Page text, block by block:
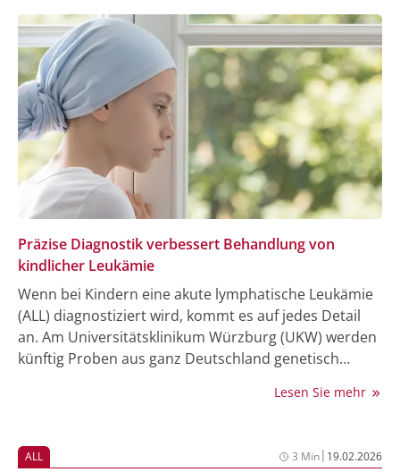
Forschungsarbeit, die auf der Jahrestagung der
European Hematology Association (EHA) in Stockholm
präsentiert wurde, identifizierte nun XPO1-Inhibitoren
als vielversprechende therapeutische Strategie.
Präzise Diagnostik verbessert Behandlung von
kindlicher Leukämie
Wenn bei Kindern eine akute lymphatische Leukämie
(ALL) diagnostiziert wird, kommt es auf jedes Detail
an. Am Universitätsklinikum Würzburg (UKW) werden
künftig Proben aus ganz Deutschland genetisch
klassifizieren. Die genetische Diagnostik stellt sicher,
individuellen Krankheitsprofils behandelt werden.
Dadurch verbessern sich Heilungschancen und
Lesen Sie mehr
ALL 3 Min| 19.02.2026